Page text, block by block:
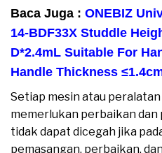
Baca Juga : ONEBIZ
14-BDF33X Studdle
D*2.4mL Suitable For
Handle Thickness
Setiap mesin atau
memerlukan perbaikan dan
tidak dapat dicegah jika
pemasangan, perbaikan,